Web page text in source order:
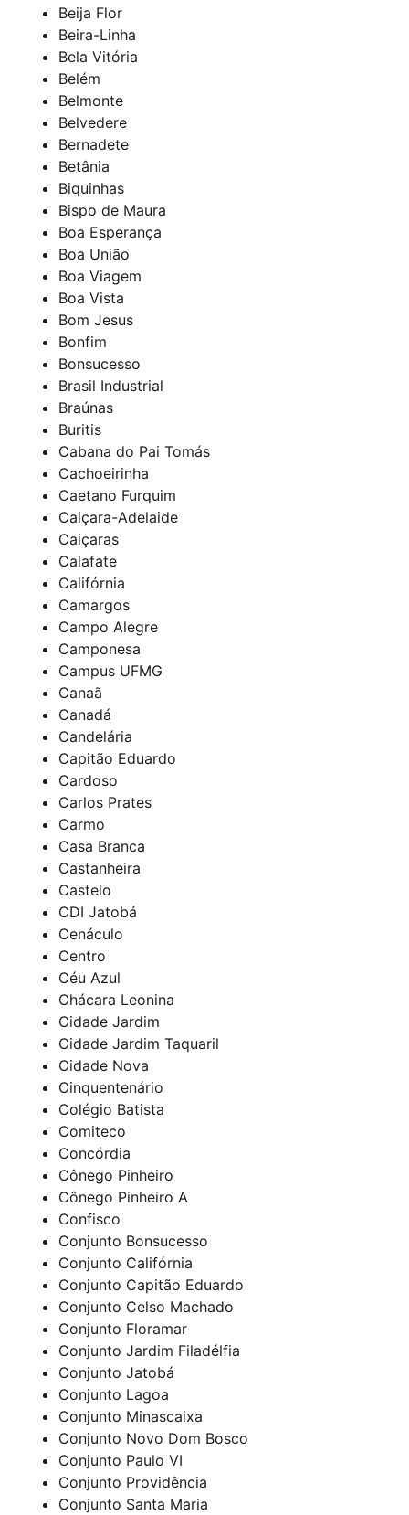
Beija Flor
Beira-Linha
Bela Vitória
Belém
Belmonte
Belvedere
Bernadete
Betânia
Biquinhas
Bispo de Maura
Boa Esperança
Boa União
Boa Viagem
Boa Vista
Bom Jesus
Bonfim
Bonsucesso
Brasil Industrial
Braúnas
Buritis
Cabana do Pai Tomás
Cachoeirinha
Caetano Furquim
Caiçara-Adelaide
Caiçaras
Calafate
Califórnia
Camargos
Campo Alegre
Camponesa
Campus UFMG
Canaã
Canadá
Candelária
Capitão Eduardo
Cardoso
Carlos Prates
Carmo
Casa Branca
Castanheira
Castelo
CDI Jatobá
Cenáculo
Centro
Céu Azul
Chácara Leonina
Cidade Jardim
Cidade Jardim Taquaril
Cidade Nova
Cinquentenário
Colégio Batista
Comiteco
Concórdia
Cônego Pinheiro
Cônego Pinheiro A
Confisco
Conjunto Bonsucesso
Conjunto Califórnia
Conjunto Capitão Eduardo
Conjunto Celso Machado
Conjunto Floramar
Conjunto Jardim Filadélfia
Conjunto Jatobá
Conjunto Lagoa
Conjunto Minascaixa
Conjunto Novo Dom Bosco
Conjunto Paulo VI
Conjunto Providência
Conjunto Santa Maria